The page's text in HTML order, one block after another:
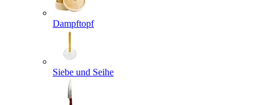
Dampftopf
Siebe und Seihe